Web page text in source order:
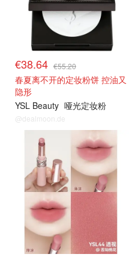
€38.64 €55.20
春夏离不开的定妆粉饼 控油又
隐形
YSL Beauty 哑光定妆粉
@dealmoon.de